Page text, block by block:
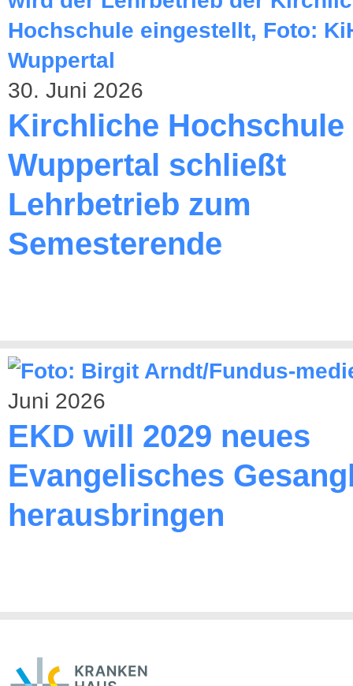
30. Juni 2026
Kirchliche Hochschule
Wuppertal schließt
Lehrbetrieb zum
Semesterende
Juni 2026
EKD will 2029 neues
Evangelisches
herausbringen